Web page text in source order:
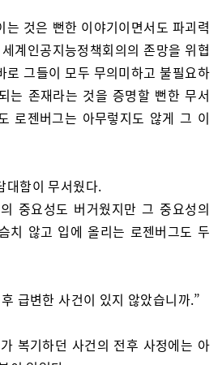
것은 뻔한 이야기이면서도 파괴력
계인공지능정책회의의 존망을 위협
로 그들이 모두 무의미하고 불필요하
는 존재라는 것을 증명할 뻔한 무서
로젠버그는 아무렇지도 않게 그 이
대함이 무서웠다.
중요성도 버거웠지만 그 중요성의
치 않고 입에 올리는 로젠버그도 두
급변한 사건이 있지 않았습니까.”
복기하던 사건의 전후 사정에는 아